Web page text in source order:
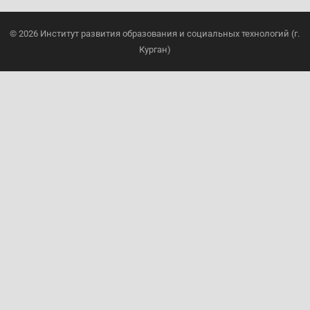
© 2026 Институт развития образования и социальных технологий (г.
Курган)